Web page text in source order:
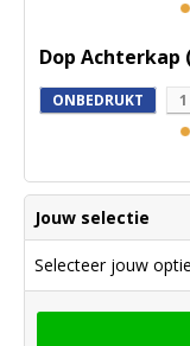
Dop Achterkap
ONBEDRUKT 1
Jouw selectie
Selecteer jouw